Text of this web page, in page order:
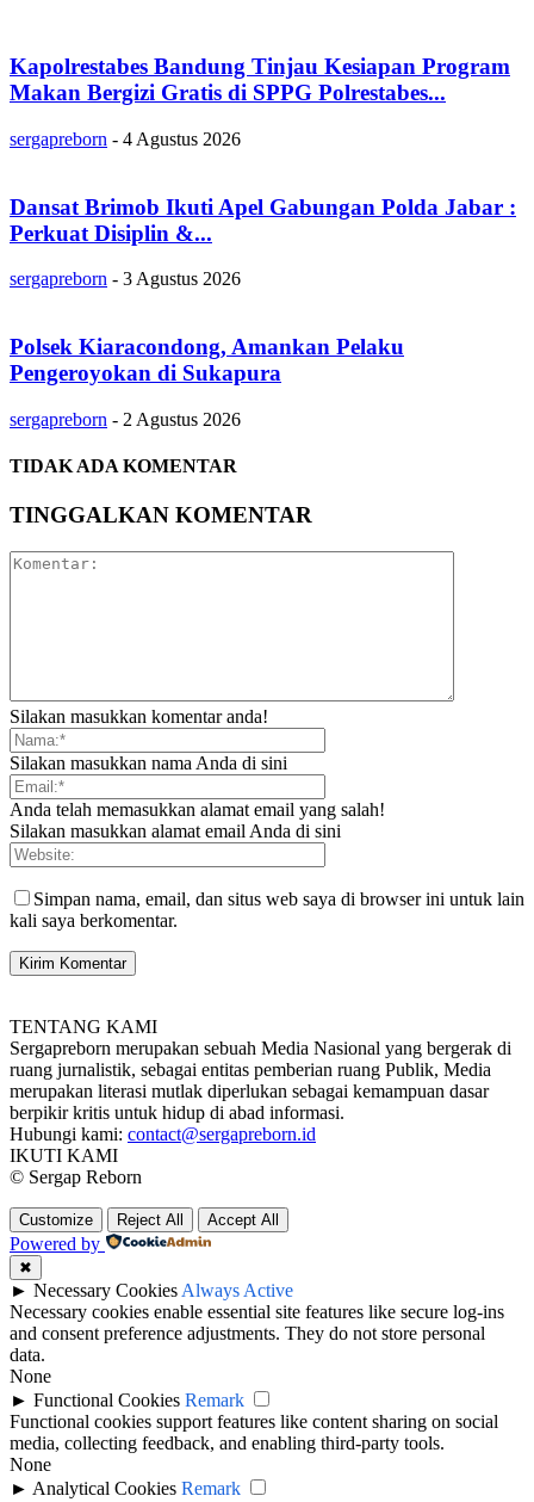
Kapolrestabes Bandung Tinjau Kesiapan Program
Makan Bergizi Gratis di SPPG Polrestabes...
sergapreborn - 4 Agustus 2026
Dansat Brimob Ikuti Apel Gabungan Polda Jabar :
Perkuat Disiplin &...
sergapreborn - 3 Agustus 2026
Polsek Kiaracondong, Amankan Pelaku
Pengeroyokan di Sukapura
sergapreborn - 2 Agustus 2026
TIDAK ADA KOMENTAR
TINGGALKAN KOMENTAR
Silakan masukkan komentar anda!
Silakan masukkan nama Anda di sini
Anda telah memasukkan alamat email yang salah!
Silakan masukkan alamat email Anda di sini
Simpan nama, email, dan situs web saya di browser ini untuk lain
kali saya berkomentar.
TENTANG KAMI
Sergapreborn merupakan sebuah Media Nasional yang bergerak di
ruang jurnalistik, sebagai entitas pemberian ruang Publik, Media
merupakan literasi mutlak diperlukan sebagai kemampuan dasar
berpikir kritis untuk hidup di abad informasi.
Hubungi kami: contact@sergapreborn.id
IKUTI KAMI
© Sergap Reborn
Customize Reject All Accept All
Powered by
✖
► Necessary Cookies Always Active
Necessary cookies enable essential site features like secure log-ins
and consent preference adjustments. They do not store personal
data.
None
► Functional Cookies Remark
Functional cookies support features like content sharing on social
media, collecting feedback, and enabling third-party tools.
None
► Analytical Cookies Remark